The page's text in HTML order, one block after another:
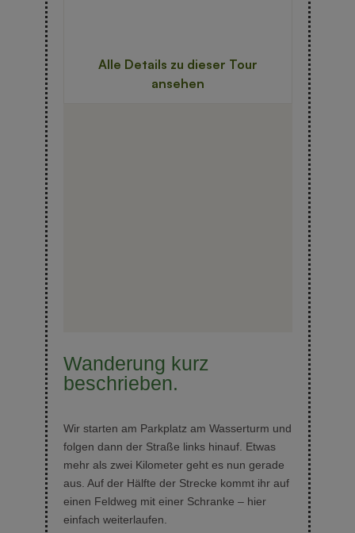
Wanderung kurz
beschrieben.
Wir starten am Parkplatz am Wasserturm und
folgen dann der Straße links hinauf. Etwas
mehr als zwei Kilometer geht es nun gerade
aus. Auf der Hälfte der Strecke kommt ihr auf
einen Feldweg mit einer Schranke – hier
einfach weiterlaufen.